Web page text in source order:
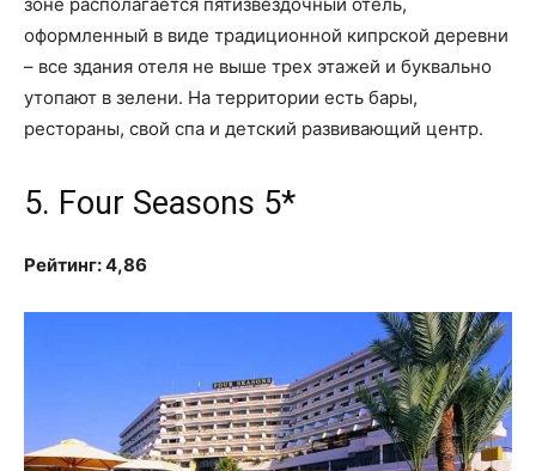
оформленный в виде традиционной кипрской деревни
– все здания отеля не выше трех этажей и буквально
утопают в зелени. На территории есть бары,
рестораны, свой спа и детский развивающий центр.
5. Four Seasons 5*
Рейтинг: 4,86